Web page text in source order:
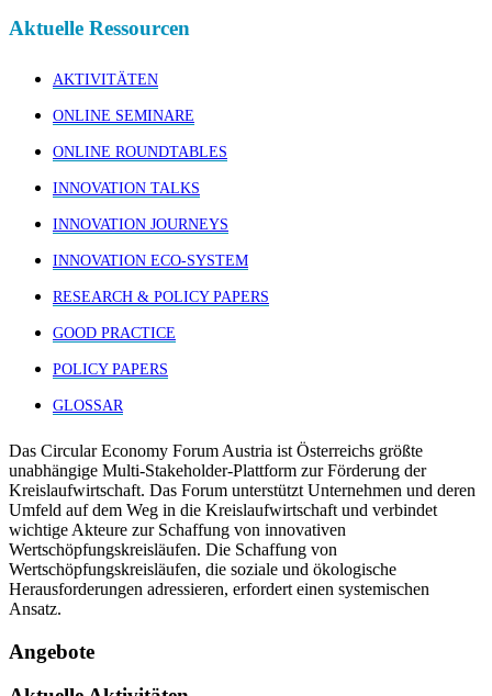
Aktuelle Ressourcen
AKTIVITÄTEN
ONLINE SEMINARE
ONLINE ROUNDTABLES
INNOVATION TALKS
INNOVATION JOURNEYS
INNOVATION ECO-SYSTEM
RESEARCH & POLICY PAPERS
GOOD PRACTICE
POLICY PAPERS
GLOSSAR
Das Circular Economy Forum Austria ist Österreichs größte
unabhängige Multi-Stakeholder-Plattform zur Förderung der
Kreislaufwirtschaft. Das Forum unterstützt Unternehmen und deren
Umfeld auf dem Weg in die Kreislaufwirtschaft und verbindet
wichtige Akteure zur Schaffung von innovativen
Wertschöpfungskreisläufen. Die Schaffung von
Wertschöpfungskreisläufen, die soziale und ökologische
Herausforderungen adressieren, erfordert einen systemischen
Ansatz.
Angebote